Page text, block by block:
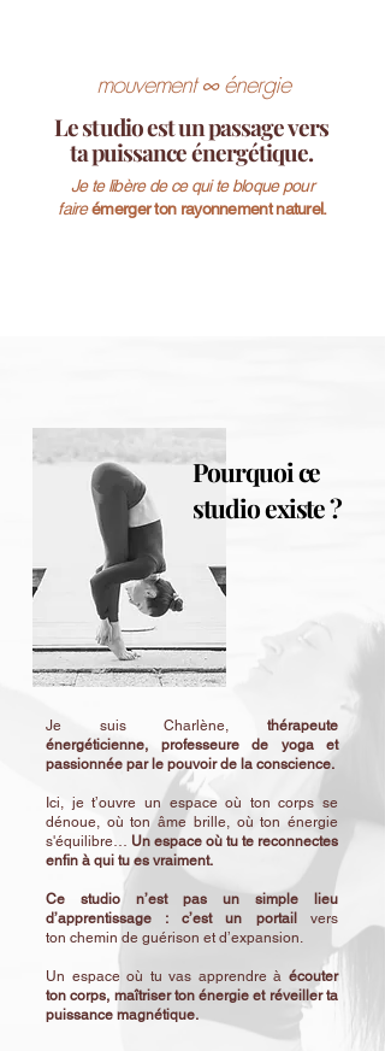
mouvement ∞ énergie
Le studio estun passage vers
ta puissance énergétique.
Je te libère de ce qui te bloque pour
faireémerger ton rayonnement naturel.
Pourquoi ce
studio existe ?
Je suis Charlène, thérapeute
énergéticienne, professeure de yoga et
passionnée par le pouvoir de la conscience.
Ici, je t’ouvre un espace où ton corps se
dénoue, où ton âme brille, où ton énergie
s'équilibre… Un espace où tu te reconnectes
enfin à qui tu es vraiment.
Ce studio n’est pas un simple lieu
d’apprentissage : c’est un portail vers
ton chemin de guérison et d’expansion.
Un espace où tu vas apprendre à écouter
ton corps, maîtriser ton énergie et réveiller ta
puissance magnétique.